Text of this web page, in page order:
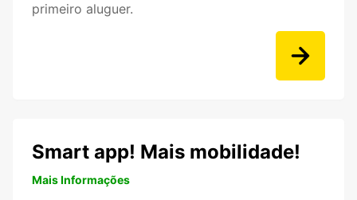
primeiro aluguer.
Smart app! Mais mobilidade!
Mais Informações